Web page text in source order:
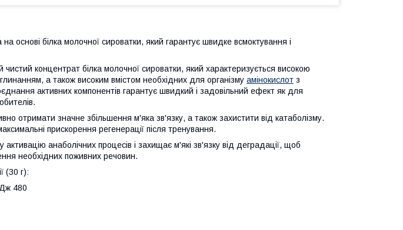
основі білка молочної сироватки, який гарантує швидке всмоктування і
концентрат білка молочної сироватки, який характеризується високою
а також високим вмістом необхідних для організму амінокислот з
активних компонентів гарантує швидкий і задовільний ефект як для
отримати значне збільшення м'яка зв'язку, а також захистити від катаболізму.
прискорення регенерації після тренування.
анаболічних процесів і захищає м'які зв'язку від деградації, щоб
необхідних поживних речовин.
(30 г):
480